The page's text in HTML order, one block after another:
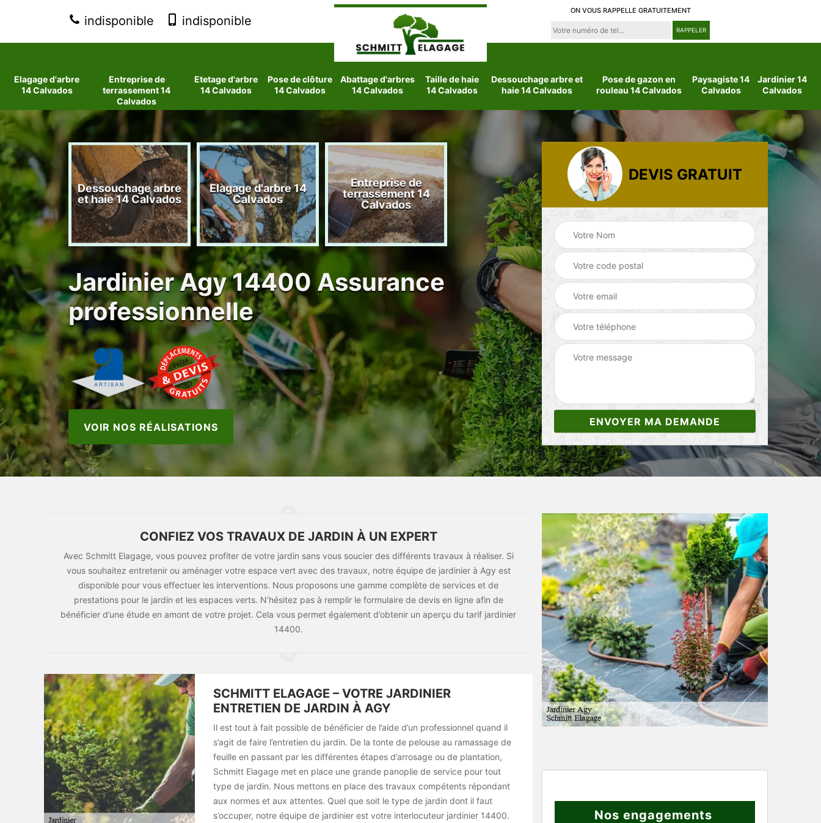
indisponible indisponible
ON VOUS RAPPELLE GRATUITEMENT
Elagage d'arbre
14 Calvados
Entreprise de
terrassement 14
Calvados
Etetage d'arbre
14 Calvados
Pose de clôture
14 Calvados
Abattage d'arbres
14 Calvados
Taille de haie
14 Calvados
Dessouchage arbre et
haie 14 Calvados
Pose de gazon en
rouleau 14 Calvados
Paysagiste 14
Calvados
Jardinier 14
Calvados
d'arbres
Dessouchage arbre
et haie 14 Calvados
Elagage d'arbre 14
Calvados
Entreprise de
terrassement 14
Calvados
Etetage d'arbre 14
Calvados
Jardinier 14
Jardinier Agy 14400 Assurance
professionnelle
VOIR NOS RÉALISATIONS
DEVIS GRATUIT
CONFIEZ VOS TRAVAUX DE JARDIN À UN EXPERT
Avec Schmitt Elagage, vous pouvez profiter de votre jardin sans vous soucier des différents travaux à réaliser. Si
vous souhaitez entretenir ou aménager votre espace vert avec des travaux, notre équipe de jardinier à Agy est
disponible pour vous effectuer les interventions. Nous proposons une gamme complète de services et de
prestations pour le jardin et les espaces verts. N’hésitez pas à remplir le formulaire de devis en ligne afin de
bénéficier d’une étude en amont de votre projet. Cela vous permet également d’obtenir un aperçu du tarif jardinier
14400.
SCHMITT ELAGAGE – VOTRE JARDINIER
ENTRETIEN DE JARDIN À AGY
Il est tout à fait possible de bénéficier de l’aide d’un professionnel quand il
s’agit de faire l’entretien du jardin. De la tonte de pelouse au ramassage de
feuille en passant par les différentes étapes d’arrosage ou de plantation,
Schmitt Elagage met en place une grande panoplie de service pour tout
type de jardin. Nous mettons en place des travaux compétents répondant
aux normes et aux attentes. Quel que soit le type de jardin dont il faut
s’occuper, notre équipe de jardinier est votre interlocuteur jardinier 14400.
Nos engagements